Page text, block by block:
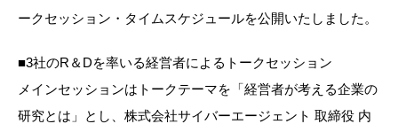
ークセッション・タイムスケジュールを公開いたしました。
■3社のR＆Dを率いる経営者によるトークセッション
メインセッションはトークテーマを「経営者が考える企業の
研究とは」とし、株式会社サイバーエージェント 取締役 内